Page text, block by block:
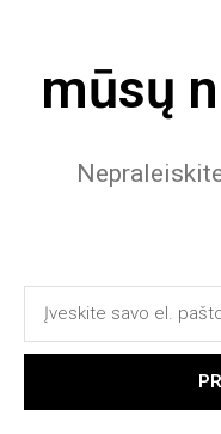
mūsų